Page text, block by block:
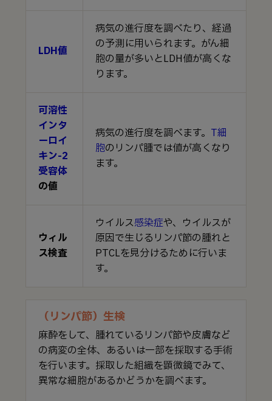
LDH値
病気の進行度を調べたり、経過
の予測に用いられます。がん細
胞の量が多いとLDH値が高くな
ります。
可溶性
インタ
ーロイ
キン-2
受容体
の値
病気の進行度を調べます。 T細
胞のリンパ腫では値が高くなり
ます。
ウィル
ス検査
ウイルス感染症や、ウイルスが
原因で生じるリンパ節の腫れと
PTCLを見分けるために行いま
す。
（リンパ節）生検
麻酔をして、腫れているリンパ節や皮膚など
の病変の全体、あるいは一部を採取する手術
を行います。採取した組織を顕微鏡でみて、
異常な細胞があるかどうかを調べます。